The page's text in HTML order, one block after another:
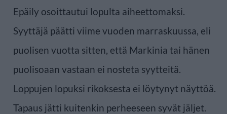
Epäily osoittautui lopulta aiheettomaksi.
Syyttäjä päätti viime vuoden marraskuussa, eli
puolisen vuotta sitten, että Markinia tai hänen
puolisoaan vastaan ei nosteta syytteitä.
Loppujen lopuksi rikoksesta ei löytynyt näyttöä.
Tapaus jätti kuitenkin perheeseen syvät jäljet.